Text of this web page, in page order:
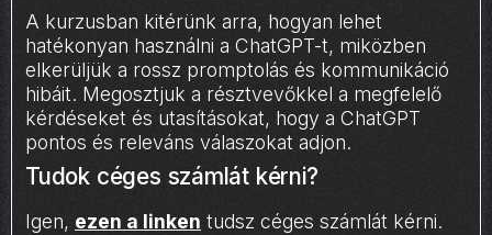
A kurzusban kitérünk arra, hogyan lehet
hatékonyan használni a ChatGPT-t, miközben
elkerüljük a rossz promptolás és kommunikáció
hibáit. Megosztjuk a résztvevőkkel a megfelelő
kérdéseket és utasításokat, hogy a ChatGPT
pontos és releváns válaszokat adjon.
Tudok céges számlát kérni?
Igen, ezen a linken tudsz céges számlát kérni.